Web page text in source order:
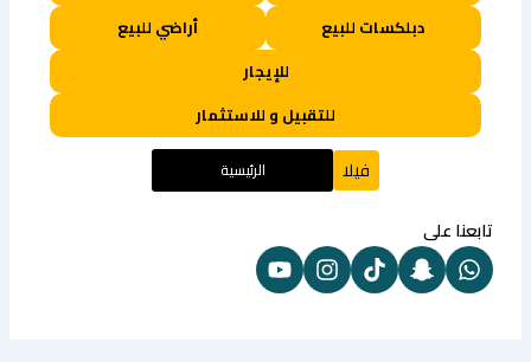
دبلكسات للبيع
أراضي للبيع
للإيجار
للتقبيل و للاستثمار
فيلا الرئيسية
تابعنا على